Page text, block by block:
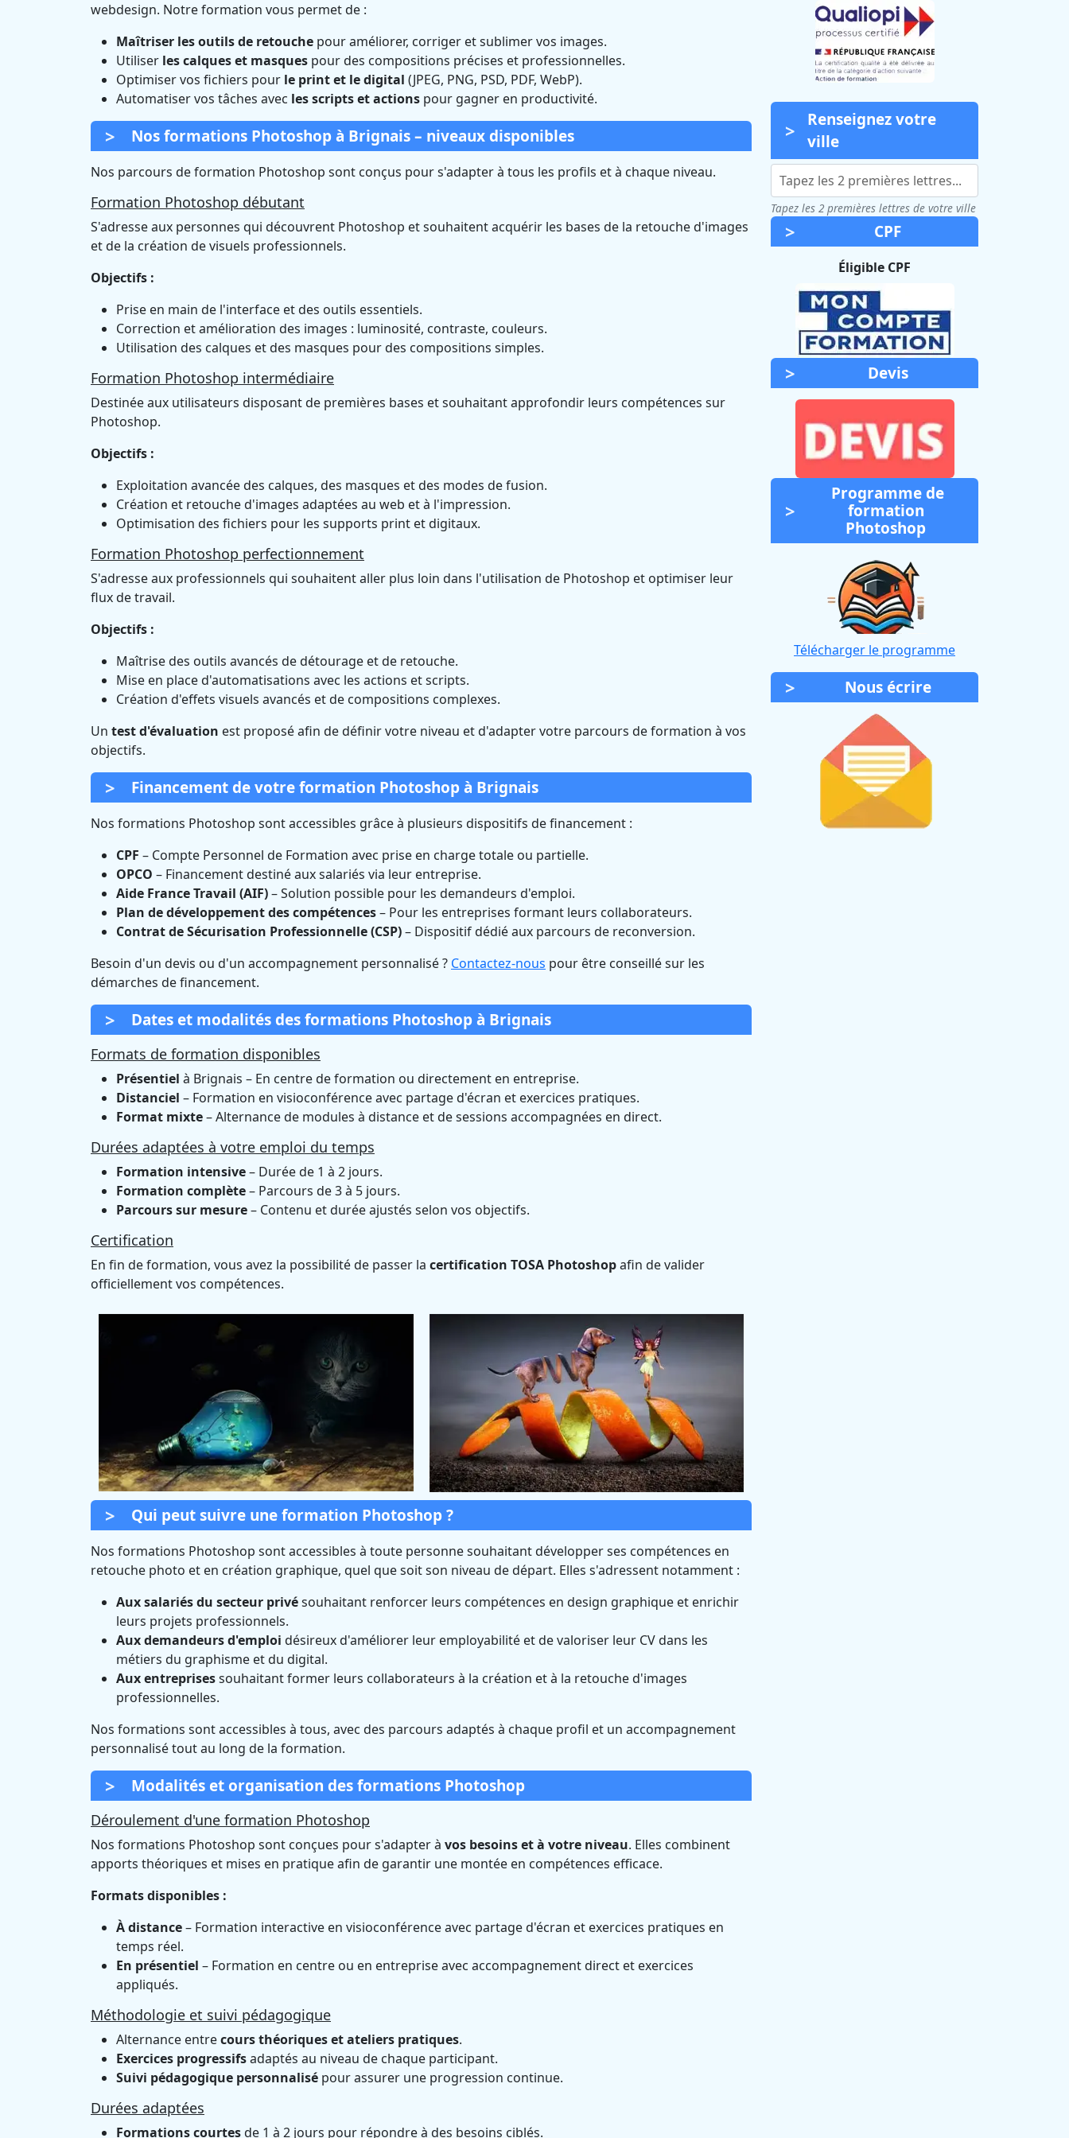
webdesign. Notre formation vous permet de :
Maîtriser les outils de retouche pour améliorer, corriger et sublimer vos images.
Utiliser les calques et masques pour des compositions précises et professionnelles.
Optimiser vos fichiers pour le print et le digital (JPEG, PNG, PSD, PDF, WebP).
Automatiser vos tâches avec les scripts et actions pour gagner en productivité.
Nos formations Photoshop à Brignais – niveaux disponibles
Nos parcours de formation Photoshop sont conçus pour s'adapter à tous les profils et à chaque niveau.
Formation Photoshop débutant
S'adresse aux personnes qui découvrent Photoshop et souhaitent acquérir les bases de la retouche d'images
et de la création de visuels professionnels.
Objectifs :
Prise en main de l'interface et des outils essentiels.
Correction et amélioration des images : luminosité, contraste, couleurs.
Utilisation des calques et des masques pour des compositions simples.
Formation Photoshop intermédiaire
Destinée aux utilisateurs disposant de premières bases et souhaitant approfondir leurs compétences sur
Photoshop.
Objectifs :
Exploitation avancée des calques, des masques et des modes de fusion.
Création et retouche d'images adaptées au web et à l'impression.
Optimisation des fichiers pour les supports print et digitaux.
Formation Photoshop perfectionnement
S'adresse aux professionnels qui souhaitent aller plus loin dans l'utilisation de Photoshop et optimiser leur
flux de travail.
Objectifs :
Maîtrise des outils avancés de détourage et de retouche.
Mise en place d'automatisations avec les actions et scripts.
Création d'effets visuels avancés et de compositions complexes.
Un test d'évaluation est proposé afin de définir votre niveau et d'adapter votre parcours de formation à vos
objectifs.
Financement de votre formation Photoshop à Brignais
Nos formations Photoshop sont accessibles grâce à plusieurs dispositifs de financement :
CPF – Compte Personnel de Formation avec prise en charge totale ou partielle.
OPCO – Financement destiné aux salariés via leur entreprise.
Aide France Travail (AIF)– Solution possible pour les demandeurs d'emploi.
Plan de développement des compétences– Pour les entreprises formant leurs collaborateurs.
Contrat de Sécurisation Professionnelle (CSP)– Dispositif dédié aux parcours de reconversion.
Besoin d'un devis ou d'un accompagnement personnalisé ? Contactez-nous pour être conseillé sur les
démarches de financement.
Dates et modalités des formations Photoshop à Brignais
Formats de formation disponibles
Présentiel à Brignais – En centre de formation ou directement en entreprise.
Distanciel – Formation en visioconférence avec partage d'écran et exercices pratiques.
Format mixte– Alternance de modules à distance et de sessions accompagnées en direct.
Durées adaptées à votre emploi du temps
Formation intensive– Durée de 1 à 2 jours.
Formation complète– Parcours de 3 à 5 jours.
Parcours sur mesure– Contenu et durée ajustés selon vos objectifs.
Certification
En fin de formation, vous avez la possibilité de passer la certification TOSA Photoshopafin de valider
officiellement vos compétences.
Qui peut suivre une formation Photoshop ?
Nos formations Photoshop sont accessibles à toute personne souhaitant développer ses compétences en
retouche photo et en création graphique, quel que soit son niveau de départ. Elles s'adressent notamment :
Aux salariés du secteur privésouhaitant renforcer leurs compétences en design graphique et enrichir
leurs projets professionnels.
Aux demandeurs d'emploi désireux d'améliorer leur employabilité et de valoriser leur CV dans les
métiers du graphisme et du digital.
Aux entreprisessouhaitant former leurs collaborateurs à la création et à la retouche d'images
professionnelles.
Nos formations sont accessibles à tous, avec des parcours adaptés à chaque profil et un accompagnement
personnalisé tout au long de la formation.
Modalités et organisation des formations Photoshop
Déroulement d'une formation Photoshop
Nos formations Photoshop sont conçues pour s'adapter à vos besoins et à votre niveau. Elles combinent
apports théoriques et mises en pratique afin de garantir une montée en compétences efficace.
Formats disponibles :
À distance– Formation interactive en visioconférence avec partage d'écran et exercices pratiques en
temps réel.
En présentiel – Formation en centre ou en entreprise avec accompagnement direct et exercices
appliqués.
Méthodologie et suivi pédagogique
Alternance entrecours théoriques et ateliers pratiques.
Exercices progressifsadaptés au niveau de chaque participant.
Suivi pédagogique personnalisé pour assurer une progression continue.
Durées adaptées
Formations courtesde 1 à 2 jours pour répondre à des besoins ciblés.
Renseignez votre
ville
Tapez les 2 premières lettres de votre ville
CPF
Éligible CPF
Devis
Programme de
formation
Photoshop
Télécharger le programme
Nous écrire